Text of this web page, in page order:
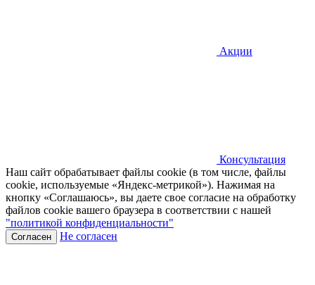
Акции
Консультация
Наш сайт обрабатывает файлы cookie (в том числе, файлы
cookie, используемые «Яндекс-метрикой»). Нажимая на
кнопку «Соглашаюсь», вы даете свое согласие на обработку
файлов cookie вашего браузера в соответствии с нашей
"политикой конфиденциальности"
Согласен Не согласен